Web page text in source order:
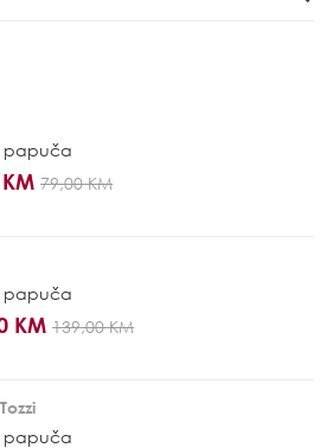
papuča
79,00 KM
papuča
KM 139,00 KM
papuča